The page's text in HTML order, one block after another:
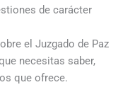
de carácter
el Juzgado de Paz
necesitas saber,
que ofrece.